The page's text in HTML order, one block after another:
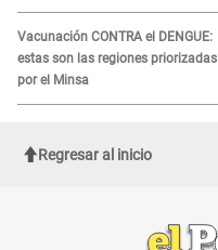
Vacunación CONTRA el DENGUE:
estas son las regiones priorizadas
por el Minsa
Regresar al inicio